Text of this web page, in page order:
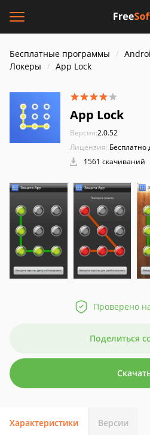
Бесплатные программы
Локеры
App Lock
App Lock
Версия:2.0.52
Лицензия: Бесплатно
1561 скачиваний
Проверено
Поделиться
Характеристики Версии